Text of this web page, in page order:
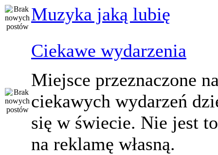
Muzyka jaką lubię
Ciekawe wydarzenia
Miejsce przeznaczone
ciekawych wydarzeń
się w świecie. Nie jest
na reklamę własną.